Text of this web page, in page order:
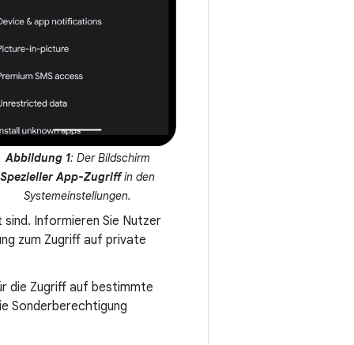
Abbildung 1: Der Bildschirm
Spezieller App-Zugriffin den
Systemeinstellungen.
Informieren Sie Nutzer
zum Zugriff auf private
die Zugriff auf bestimmte
Sonderberechtigung